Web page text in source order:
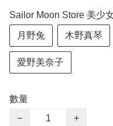
Sailor Moon Store 美少
月野兔 木野真琴
愛野美奈子
數量
−
+